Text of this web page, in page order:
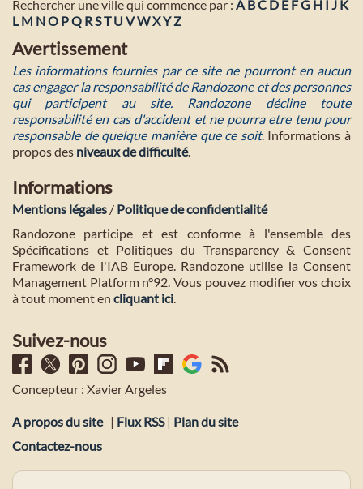
Rechercher une ville qui commence par : A BC D E FG H I J K
L M NO PQ RST U VWXYZ
Avertissement
Les informations fournies par ce site ne pourront en aucun
cas engager la responsabilité de Randozone et des personnes
qui participent au site. Randozone décline toute
responsabilité en cas d'accident et ne pourra etre tenu pour
responsable de quelque manière que ce soit. Informations à
propos des niveaux de difficulté.
Informations
Mentions légales / Politique de confidentialité
Randozone participe et est conforme à l'ensemble des
Spécifications et Politiques du Transparency & Consent
Framework de l'IAB Europe. Randozone utilise la Consent
Management Platform n°92. Vous pouvez modifier vos choix
à tout moment en cliquant ici.
Suivez-nous
Concepteur : Xavier Argeles
A propos du site | Flux RSS| Plan du site
Contactez-nous